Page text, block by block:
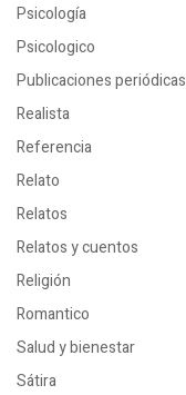
Psicología
Psicologico
Publicaciones periódicas
Realista
Referencia
Relato
Relatos
Relatos y cuentos
Religión
Romantico
Salud y bienestar
Sátira